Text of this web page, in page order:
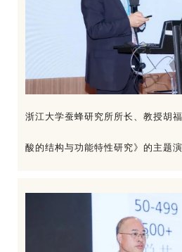
浙江大学蚕蜂研究所所长、教授胡
酸的结构与功能特性研究》的主题